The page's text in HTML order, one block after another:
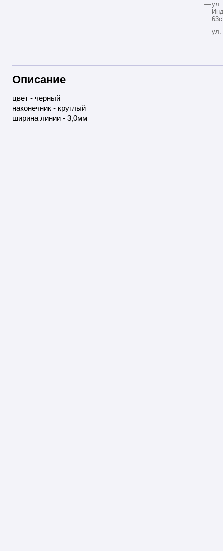
—ул.
—ул.
Описание
цвет - черный
наконечник - круглый
ширина линии - 3,0мм